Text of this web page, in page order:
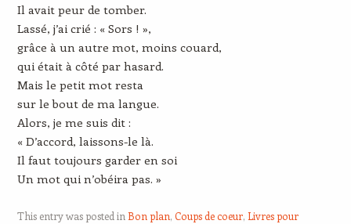
Il avait peur de tomber.
Lassé, j’ai crié : « Sors ! »,
grâce à un autre mot, moins couard,
qui était à côté par hasard.
Mais le petit mot resta
sur le bout de ma langue.
Alors, je me suis dit :
« D’accord, laissons-le là.
Il faut toujours garder en soi
Un mot qui n’obéira pas. »
This entry was posted in Bon plan, Coups de coeur, Livres pour